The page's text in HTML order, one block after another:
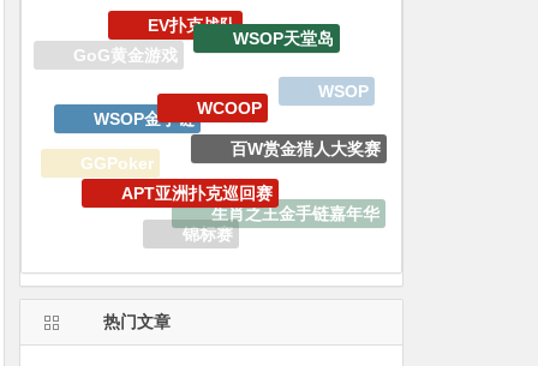
德州扑克
双旦嘉年华
WSOP金手链
WCOOP
百W赏金猎人大奖赛
锦标赛
APT亚洲扑克巡回赛
热门文章